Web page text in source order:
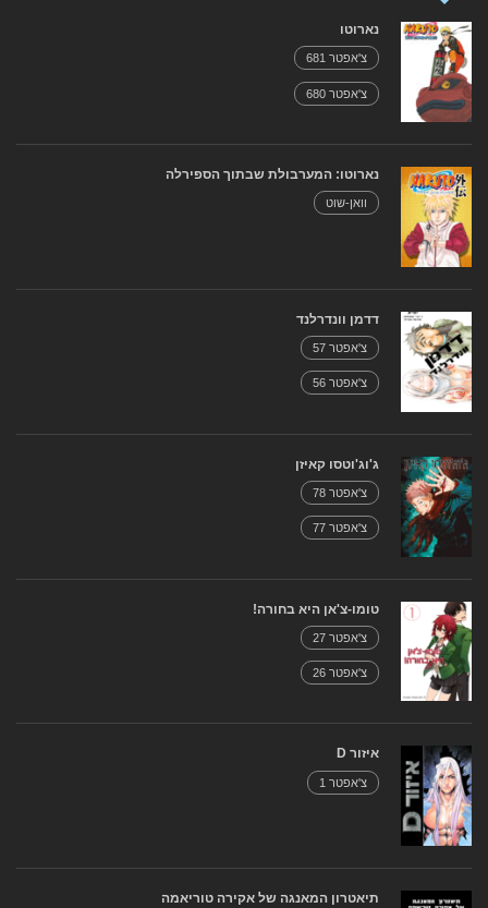
נארוטו
צ'אפטר 681
צ'אפטר 680
נארוטו: המערבולת שבתוך הספירלה
וואן-שוט
דדמן וונדרלנד
צ'אפטר 57
צ'אפטר 56
ג'וג'וטסו קאיזן
צ'אפטר 78
צ'אפטר 77
טומו-צ'אן היא בחורה!
צ'אפטר 27
צ'אפטר 26
איזור D
צ'אפטר 1
תיאטרון המאנגה של אקירה טוריאמה